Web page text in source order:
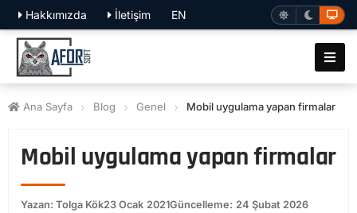
Hakkımızda İletişim EN
Ana Sayfa Blog Genel Mobil uygulama yapan firmalar
Mobil uygulama yapan firmalar
Yazan: Tolga Kök23 Ocak 2021Güncelleme: 24 Şubat 2026